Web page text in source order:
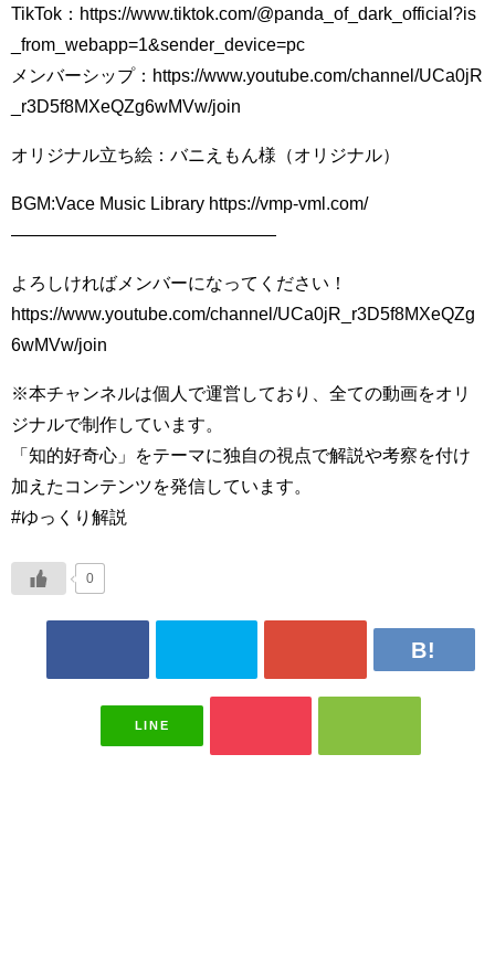
TikTok：https://www.tiktok.com/@panda_of_dark_official?is
_from_webapp=1&sender_device=pc
メンバーシップ：https://www.youtube.com/channel/UCa0jR
_r3D5f8MXeQZg6wMVw/join
オリジナル立ち絵：バニえもん様（オリジナル）
BGM:Vace Music Library https://vmp-vml.com/
———————————————
よろしければメンバーになってください！
https://www.youtube.com/channel/UCa0jR_r3D5f8MXeQZg
6wMVw/join
※本チャンネルは個人で運営しており、全ての動画をオリ
ジナルで制作しています。
「知的好奇心」をテーマに独自の視点で解説や考察を付け
加えたコンテンツを発信しています。
#ゆっくり解説
0
LINE